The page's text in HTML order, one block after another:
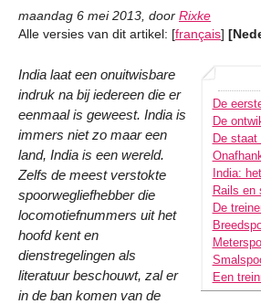
maandag 6 mei 2013, door Rixke
Alle versies van dit artikel: [français]
De
De
De
India:
Rails en
De
Een
India laat een onuitwisbare
indruk na bij iedereen die er
eenmaal is geweest. India is
immers niet zo maar een
land, India is een wereld.
Zelfs de meest verstokte
spoorwegliefhebber die
locomotiefnummers uit het
hoofd kent en
dienstregelingen als
literatuur beschouwt, zal er
in de ban komen van de